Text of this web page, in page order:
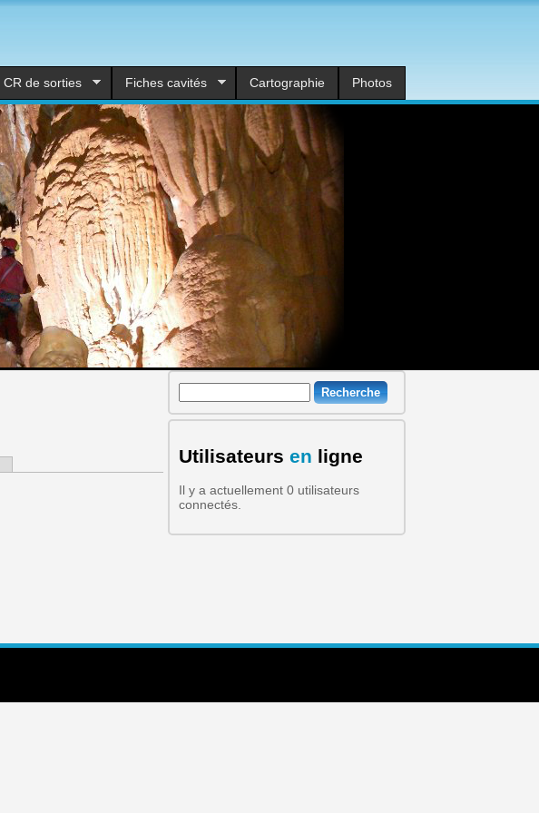
CR de sorties Fiches cavités Cartographie Photos
Formulaire de recherche
Recherche
Utilisateurs en ligne
Il y a actuellement 0 utilisateurs
connectés.